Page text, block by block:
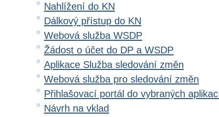
Nahlížení do KN
Dálkový přístup do KN
Webová služba WSDP
Žádost o účet do DP a WSDP
Aplikace Služba sledování změn
Webová služba pro sledování změn
Přihlašovací portál do vybraných
Návrh na vklad